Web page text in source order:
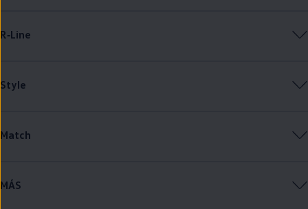
R‑Line
Style
Match
MÁS